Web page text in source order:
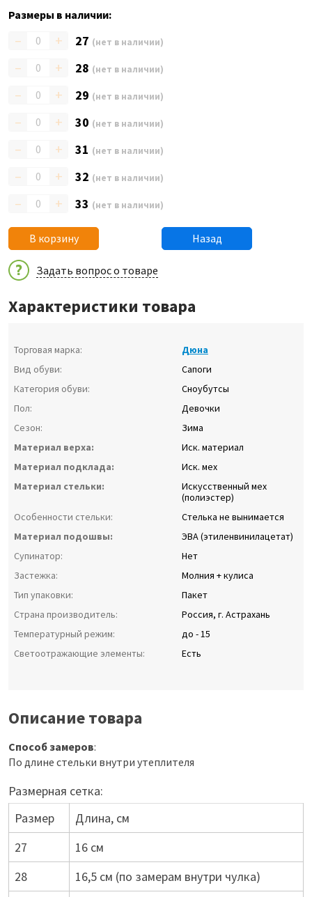
Размеры в наличии:
– + 27 (нет в наличии)
– + 28 (нет в наличии)
– + 29 (нет в наличии)
– + 30 (нет в наличии)
– + 31 (нет в наличии)
– + 32 (нет в наличии)
– + 33 (нет в наличии)
В корзину Назад
Задать вопрос о товаре
Характеристики товара
Торговая марка:
Дюна
Вид обуви:
Сапоги
Категория обуви:
Сноубутсы
Пол:
Девочки
Сезон:
Зима
Материал верха:
Иск. материал
Материал подклада:
Иск. мех
Материал стельки:
Искусственный мех
(полиэстер)
Особенности стельки:
Стелька не вынимается
Материал подошвы:
ЭВА (этиленвинилацетат)
Супинатор:
Нет
Застежка:
Молния + кулиса
Тип упаковки:
Пакет
Страна производитель:
Россия, г. Астрахань
Температурный режим:
до - 15
Светоотражающие элементы:
Есть
Описание товара
Способ замеров:
По длине стельки внутри утеплителя
Размерная сетка:
Размер
Длина, см
27
16 см
28
16,5 см (по замерам внутри чулка)